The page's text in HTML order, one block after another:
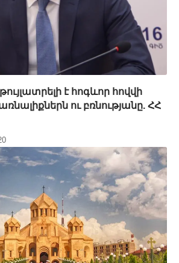
է հոգևոր հովվի
ու բռնությանը. ՀՀ